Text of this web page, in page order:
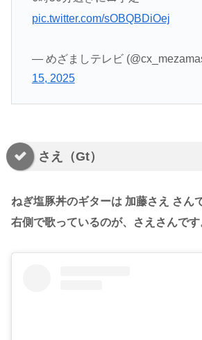
pic.twitter.com/sOBQBDiOej
— めざましテレビ
15, 2025
さえ（Gt）
ねぎ塩豚丼のギターは 加藤さえ さん
右側で歌っているのが、さえさんです